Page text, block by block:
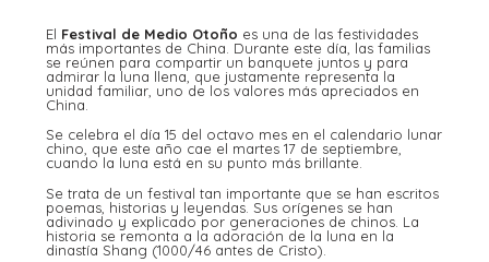
El Festival de Medio Otoño es una de las festividades
más importantes de China. Durante este día, las familias
se reúnen para compartir un banquete juntos y para
admirar la luna llena, que justamente representa la
unidad familiar, uno de los valores más apreciados en
China.
Se celebra el día 15 del octavo mes en el calendario lunar
chino, que este año cae el martes 17 de septiembre,
cuando la luna está en su punto más brillante.
Se trata de un festival tan importante que se han escritos
poemas, historias y leyendas. Sus orígenes se han
adivinado y explicado por generaciones de chinos. La
historia se remonta a la adoración de la luna en la
dinastía Shang (1000/46 antes de Cristo).